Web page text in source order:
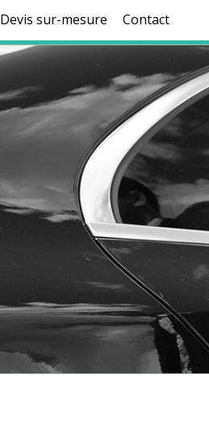
Devis sur-mesure Contact